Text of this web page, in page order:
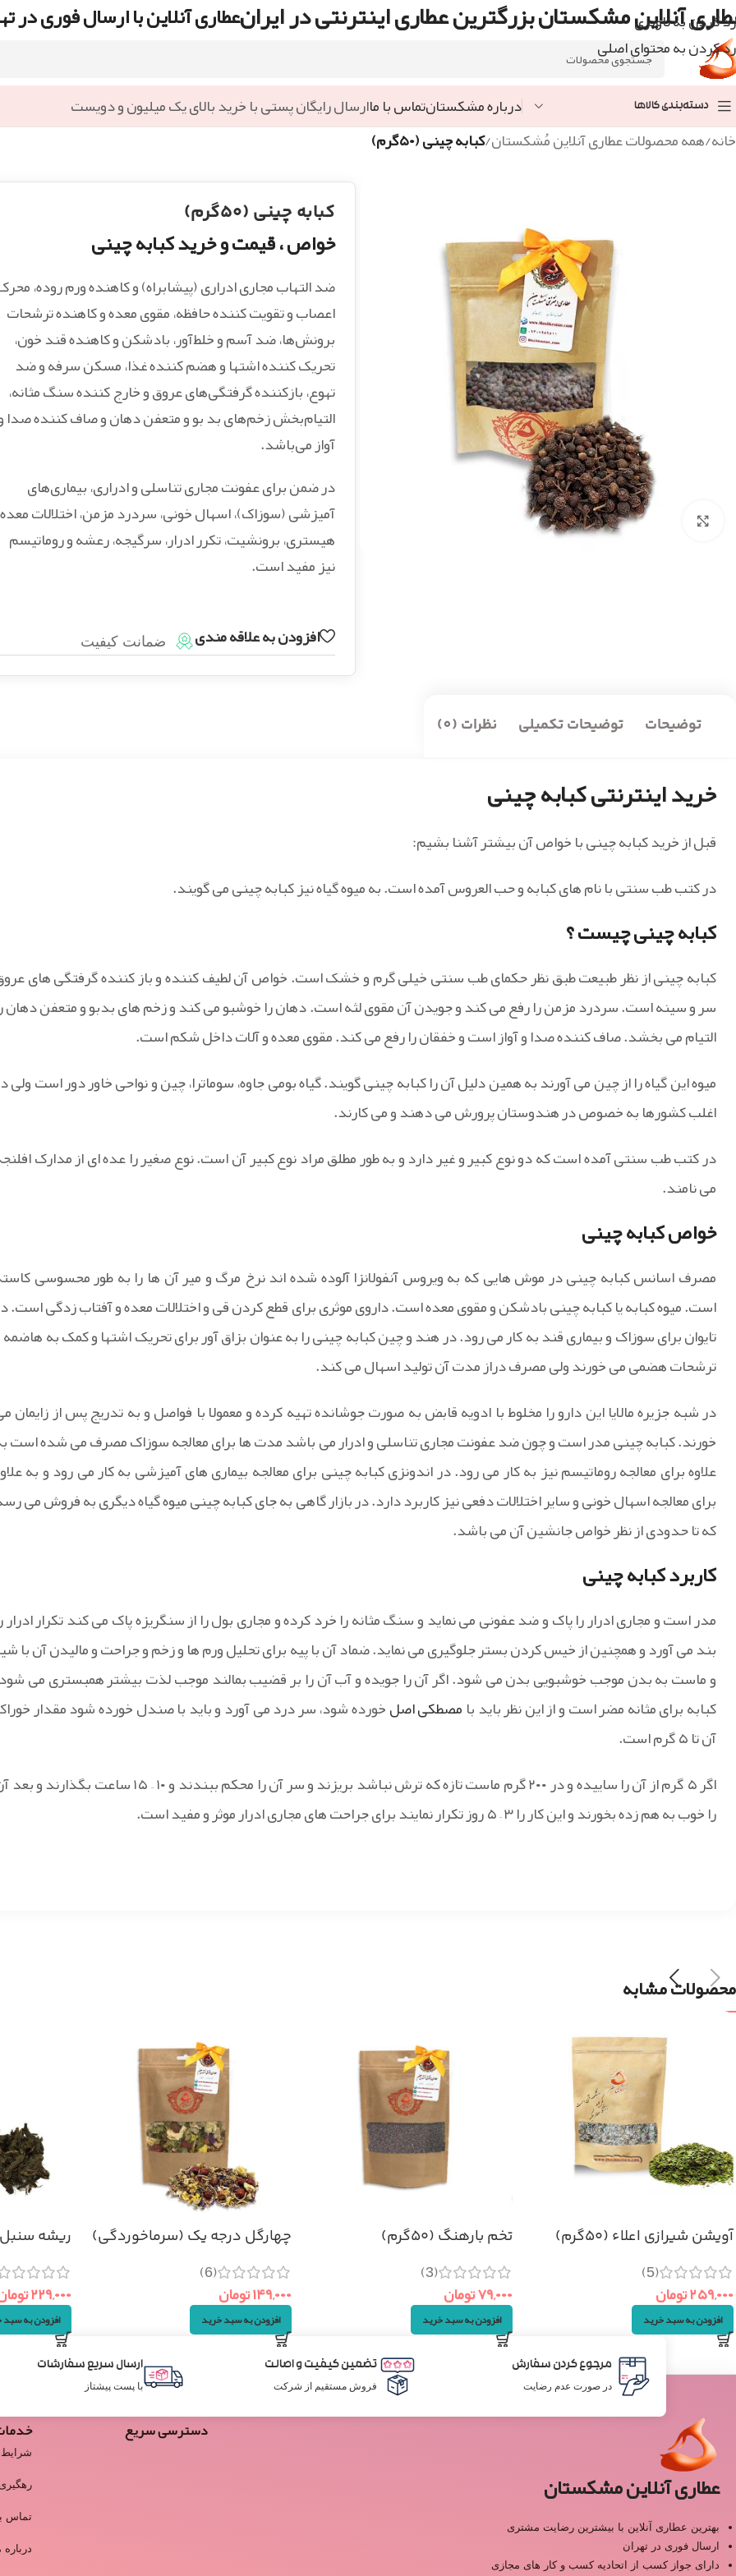
رد کردن به ناوبری
رد کردن به محتوای اصلی
آنلاین مشکستان بزرگترین عطاری اینترنتی در ایرانعطاری آنلاین با ارسال فوری در
دسته‌بندی کالاها درباره مشکستانتماس با ماارسال رایگان پستی با خرید بالای یک میلیون و دویست
خانه/همه محصولات عطاری آنلاین مُشکستان/کبابه چینی (۵۰گرم)
بزرگنمایی تصویر
کبابه چینی (۵۰گرم)
خواص ، قیمت و خرید کبابه چینی
ضد التهاب مجاری ادراری (پیشابراه) و کاهنده ورم روده،
اعصاب و تقویت کننده حافظه، مقوی معده و کاهنده ترشحات
برونش‌ها، ضد آسم و خلط‌آور، بادشکن و کاهنده قند خون،
تحریک کننده اشتها و هضم کننده غذا، مسکن سرفه و ضد
تهوع، بازکننده گرفتگی‌های عروق و خارج کننده سنگ مثانه،
التیام‌بخش زخم‌های بد بو و متعفن دهان و صاف کننده صدا
آواز می‌باشد.
در ضمن برای عفونت مجاری تناسلی و ادراری، بیماری‌های
آمیزشی (سوزاک)، اسهال خونی، سردرد مزمن، اختلالات
هیستری، برونشیت، تکرر ادرار، سرگیجه، رعشه و روماتیسم
نیز مفید است.
افزودن به علاقه مندی ضمانت کیفیت
توضیحات توضیحات تکمیلی نظرات (0)
خرید اینترنتی کبابه چینی
قبل از خرید کبابه چینی با خواص آن بیشتر آشنا بشیم:
در کتب طب سنتی با نام های کبابه و حب العروس آمده است. به میوه گیاه نیز کبابه چینی می گویند.
کبابه چینی چیست ؟
کبابه چینی از نظر طبیعت طبق نظر حکمای طب سنتی خیلی گرم و خشک است. خواص آن لطیف کننده و باز کننده گرفتگی های
سر و سینه است. سردرد مزمن را رفع می کند و جویدن آن مقوی لثه است. دهان را خوشبو می کند و زخم های بدبو و متعفن دهان
التیام می بخشد. صاف کننده صدا و آواز است و خفقان را رفع می کند. مقوی معده و آلات داخل شکم است.
میوه این گیاه را از چین می آورند به همین دلیل آن را کبابه چینی گویند. گیاه بومی جاوه، سوماترا، چین و نواحی خاور دور است ولی
اغلب کشورها به خصوص در هندوستان پرورش می دهند و می کارند.
در کتب طب سنتی آمده است که دو نوع کبیر و غیر دارد و به طور مطلق مراد نوع کبیر آن است. نوع صغیر را عده ای از مدارک
می نامند.
خواص کبابه چینی
مصرف اسانس کبابه چینی در موش هایی که به ویروس آنفولانزا آلوده شده اند نرخ مرگ و میر آن ها را به طور محسوسی
است. میوه کبابه یا کبابه چینی بادشکن و مقوی معده است. داروی موثری برای قطع کردن قی و اختلالات معده و آفتاب زدگی است.
تایوان برای سوزاک و بیماری قند به کار می رود. در هند و چین کبابه چینی را به عنوان بزاق آور برای تحریک اشتها و کمک به
ترشحات هضمی می خورند ولی مصرف دراز مدت آن تولید اسهال می کند.
در شبه جزیره مالایا این دارو را مخلوط با ادویه قابض به صورت جوشانده تهیه کرده و معمولا با فواصل و به تدریج پس از زایمان
خورند. کبابه چینی مدر است و چون ضد عفونت مجاری تناسلی و ادرار می باشد مدت ها برای معالجه سوزاک مصرف می شده است
علاوه برای معالجه روماتیسم نیز به کار می رود. در اندونزی کبابه چینی برای معالجه بیماری های آمیزشی به کار می رود و به
برای معالجه اسهال خونی و سایر اختلالات دفعی نیز کاربرد دارد. در بازار گاهی به جای کبابه چینی میوه گیاه دیگری به فروش می
که تا حدودی از نظر خواص جانشین آن می باشد.
کاربرد کبابه چینی
مدر است و مجاری ادرار را پاک و ضد عفونی می نماید و سنگ مثانه را خرد کرده و مجاری بول را از سنگریزه پاک می کند تکرار ادرار
بند می آورد و همچنین از خیس کردن بستر جلوگیری می نماید. ضماد آن با پیه برای تحلیل ورم ها و زخم و جراحت و مالیدن آن با
و ماست به بدن موجب خوشبویی بدن می شود. اگر آن را جویده و آب آن را بر قضیب بمالند موجب لذت بیشتر همبستری می
کبابه برای مثانه مضر است و از این نظر باید بامصطکی اصلخورده شود، سر درد می آورد و باید با صندل خورده شود مقدار
آن تا ۵ گرم است.
اگر ۵ گرم از آن را ساییده و در ۲۰۰ گرم ماست تازه که ترش نباشد بریزند و سر آن را محکم ببندند و ۱۰ – ۱۵ ساعت
را خوب به هم زده بخورند و این کار را ۳ – ۵ روز تکرار نمایند برای جراحت های مجاری ادرار موثر و مفید است.
محصولات مشابه
آویشن شیرازی اعلاء (۵۰گرم)
(5)
۲۵۹,۰۰۰تومان
افزودن به سبد خرید
تخم بارهنگ (۵۰گرم)
(3)
۷۹,۰۰۰تومان
افزودن به سبد خرید
چهارگل درجه یک (سرماخوردگی)
(6)
۱۴۹,۰۰۰تومان
افزودن به سبد خرید
ریشه سنبل
۲۲۹,۰۰۰
افزودن به
مرجوع کردن سفارش
در صورت عدم رضایت
تضمین کیفیت و اصالت
فروش مستقیم از شرکت
ارسال سریع سفارشات
با پست پیشتاز
عطاری آنلاین مشکستان
بهترین عطاری آنلاین با بیشترین رضایت مشتری
ارسال فوری در تهران
دارای جواز کسب از اتحادیه کسب و کار های مجازی
دسترسی سریع
تماس
درباره